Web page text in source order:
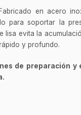
en acero
para soportar la
lisa evita la
y profundo.
de preparación y
GastroBot
Asesor Chef